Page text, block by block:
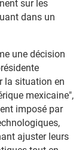
sur les
dans un
une décision
la situation en
mexicaine",
imposé par
ajuster leurs